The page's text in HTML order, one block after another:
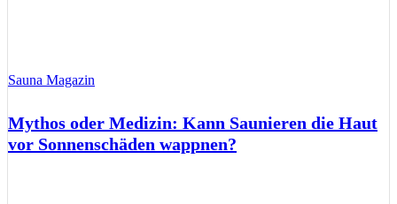
Sauna Magazin
Mythos oder Medizin: Kann Saunieren die Haut
vor Sonnenschäden wappnen?